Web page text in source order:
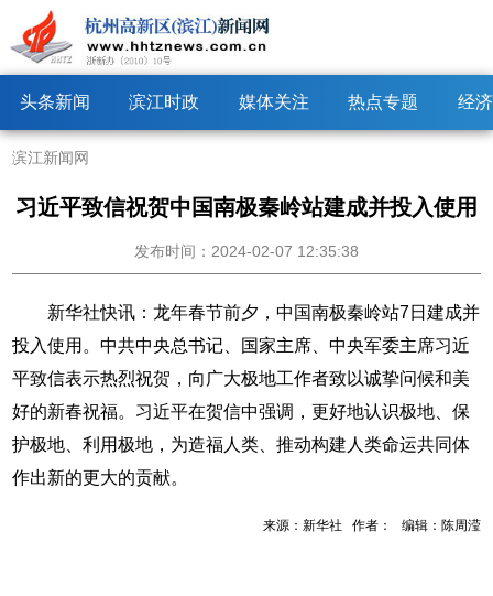
头条新闻 滨江时政 媒体关注 热点专题 经
滨江新闻网
习近平致信祝贺中国南极秦岭站建成并投入使用
发布时间：2024-02-07 12:35:38
新华社快讯：龙年春节前夕，中国南极秦岭站7日建成并
投入使用。中共中央总书记、国家主席、中央军委主席习近
平致信表示热烈祝贺，向广大极地工作者致以诚挚问候和美
好的新春祝福。习近平在贺信中强调，更好地认识极地、保
护极地、利用极地，为造福人类、推动构建人类命运共同体
作出新的更大的贡献。
来源：新华社 作者： 编辑：陈周滢